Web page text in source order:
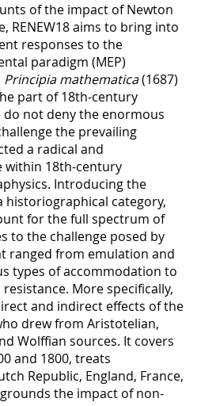
of the impact of Newton
RENEW18 aims to bring into
responses to the
paradigm (MEP)
Principia mathematica(1687)
part of 18th-century
do not deny the enormous
the prevailing
a radical and
18th-century
Introducing the
historiographical category,
for the full spectrum of
to the challenge posed by
ranged from emulation and
types of accommodation to
More specifically,
and indirect effects of the
drew from Aristotelian,
Wolffian sources. It covers
and 1800, treats
Republic, England, France,
the impact of non-